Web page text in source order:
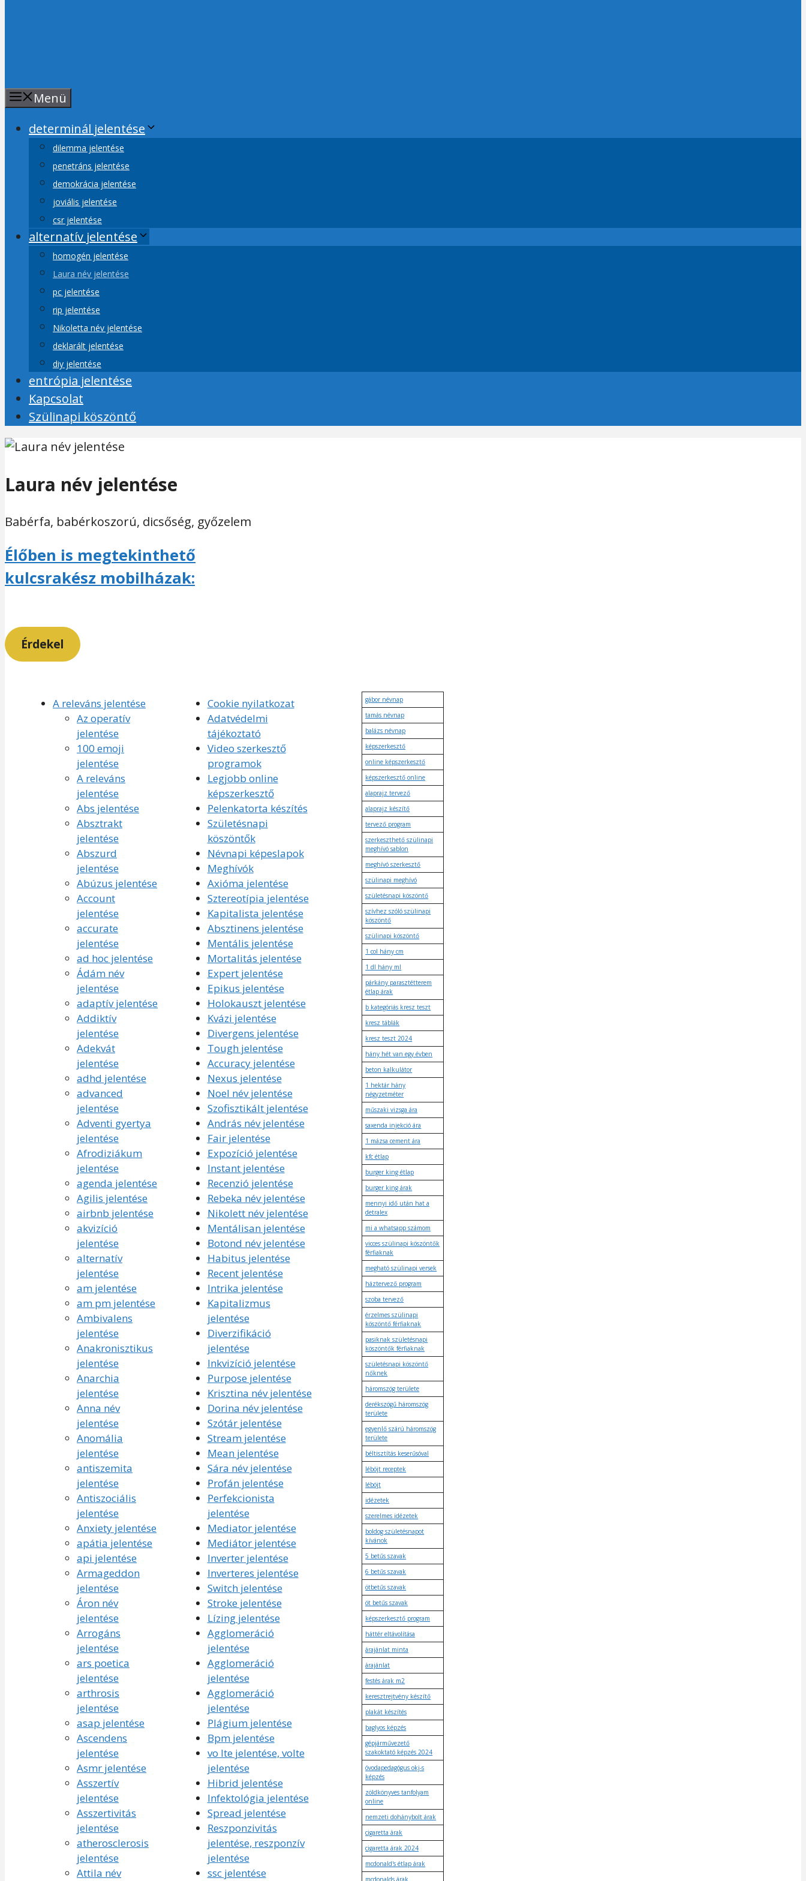
Menü
determinál jelentése
dilemma jelentése
penetráns jelentése
demokrácia jelentése
joviális jelentése
csr jelentése
alternatív jelentése
homogén jelentése
Laura név jelentése
pc jelentése
rip jelentése
Nikoletta név jelentése
deklarált jelentése
diy jelentése
entrópia jelentése
Kapcsolat
Szülinapi köszöntő
Laura név jelentése
Babérfa, babérkoszorú, dicsőség, győzelem
Élőben is megtekinthető
kulcsrakész mobilházak:
Érdekel
A releváns jelentése
Az operatív
jelentése
100 emoji
jelentése
A releváns
jelentése
Abs jelentése
Absztrakt
jelentése
Abszurd
jelentése
Abúzus jelentése
Account
jelentése
accurate
jelentése
ad hoc jelentése
Ádám név
jelentése
adaptív jelentése
Addiktív
jelentése
Adekvát
jelentése
adhd jelentése
advanced
jelentése
Adventi gyertya
jelentése
Afrodiziákum
jelentése
agenda jelentése
Agilis jelentése
airbnb jelentése
akvizíció
jelentése
alternatív
jelentése
am jelentése
am pm jelentése
Ambivalens
jelentése
Anakronisztikus
jelentése
Anarchia
jelentése
Anna név
jelentése
Anomália
jelentése
antiszemita
jelentése
Antiszociális
jelentése
Anxiety jelentése
apátia jelentése
api jelentése
Armageddon
jelentése
Áron név
jelentése
Arrogáns
jelentése
ars poetica
jelentése
arthrosis
jelentése
asap jelentése
Ascendens
jelentése
Asmr jelentése
Asszertív
jelentése
Asszertivitás
jelentése
atherosclerosis
jelentése
Attila név
Cookie nyilatkozat
Adatvédelmi
tájékoztató
Video szerkesztő
programok
Legjobb online
képszerkesztő
Pelenkatorta készítés
Születésnapi
köszöntők
Névnapi képeslapok
Meghívók
Axióma jelentése
Sztereotípia jelentése
Kapitalista jelentése
Absztinens jelentése
Mentális jelentése
Mortalitás jelentése
Expert jelentése
Epikus jelentése
Holokauszt jelentése
Kvázi jelentése
Divergens jelentése
Tough jelentése
Accuracy jelentése
Nexus jelentése
Noel név jelentése
Szofisztikált jelentése
András név jelentése
Fair jelentése
Expozíció jelentése
Instant jelentése
Recenzió jelentése
Rebeka név jelentése
Nikolett név jelentése
Mentálisan jelentése
Botond név jelentése
Habitus jelentése
Recent jelentése
Intrika jelentése
Kapitalizmus
jelentése
Diverzifikáció
jelentése
Inkvizíció jelentése
Purpose jelentése
Krisztina név jelentése
Dorina név jelentése
Szótár jelentése
Stream jelentése
Mean jelentése
Sára név jelentése
Profán jelentése
Perfekcionista
jelentése
Mediator jelentése
Mediátor jelentése
Inverter jelentése
Inverteres jelentése
Switch jelentése
Stroke jelentése
Lízing jelentése
Agglomeráció
jelentése
Agglomeráció
jelentése
Agglomeráció
jelentése
Plágium jelentése
Bpm jelentése
vo lte jelentése, volte
jelentése
Hibrid jelentése
Infektológia jelentése
Spread jelentése
Reszponzivitás
jelentése, reszponzív
jelentése
ssc jelentése
gábor névnap
tamás névnap
balázs névnap
képszerkesztő
online képszerkesztő
képszerkesztő online
alaprajz tervező
alaprajz készítő
tervező program
szerkeszthető szülinapi
meghívó sablon
meghívó szerkesztő
szülinapi meghívó
születésnapi köszöntő
szívhez szóló szülinapi
köszöntő
szülinapi köszöntő
1 col hány cm
1 dl hány ml
párkány parasztétterem
étlap árak
b kategóriás kresz teszt
kresz táblák
kresz teszt 2024
hány hét van egy évben
beton kalkulátor
1 hektár hány
négyzetméter
műszaki vizsga ára
saxenda injekció ára
1 mázsa cement ára
kfc étlap
burger king étlap
burger king árak
mennyi idő után hat a
detralex
mi a whatsapp számom
vicces szülinapi köszöntők
férfiaknak
megható szülinapi versek
háztervező program
szoba tervező
érzelmes szülinapi
köszöntő férfiaknak
pasiknak születésnapi
köszöntők férfiaknak
születésnapi köszöntő
nőknek
háromszög területe
derékszögű háromszög
területe
egyenlő szárú háromszög
területe
béltisztítás keserűsóval
léböjt receptek
léböjt
idézetek
szerelmes idézetek
boldog születésnapot
kívánok
5 betűs szavak
6 betűs szavak
ötbetűs szavak
öt betűs szavak
képszerkesztő program
háttér eltávolítása
árajánlat minta
árajánlat
festés árak m2
keresztrejtvény készítő
plakát készítés
baglyos képzés
gépjárművezető
szakoktató képzés 2024
óvodapedagógus okj-s
képzés
zöldkönyves tanfolyam
online
nemzeti dohánybolt árak
cigaretta árak
cigaretta árak 2024
mcdonald's étlap árak
mcdonalds árak